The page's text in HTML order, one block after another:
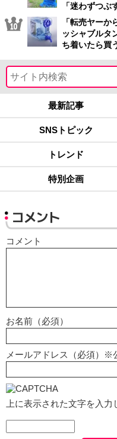
「迷わずつぶ
「転売ヤー
ッシャブルタ
ち着いたら買
最新記事
SNSトピック
トレンド
特別企画
コメント
コメント
お名前（必須）
メールアドレス（必須）※
上に表示された文字を入力